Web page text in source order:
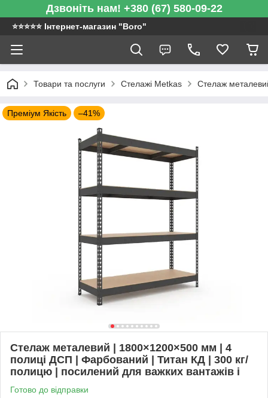
Дзвоніть нам! +380 (67) 580-09-22
⭐️⭐️⭐️⭐️⭐️ Інтернет-магазин "Boro"
Товари та послуги Стелажі Metkas Стелаж
Преміум Якість –41%
Стелаж металевий | 1800×1200×500 мм | 4
полиці ДСП | Фарбований | Титан КД | 300 кг/
полицю | посилений для важких вантажів і
Готово до відправки